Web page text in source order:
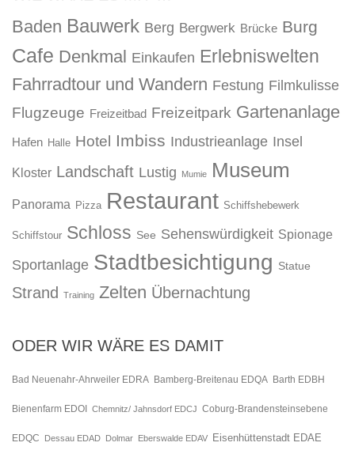
Baden Bauwerk Berg Bergwerk Brücke Burg
Cafe Denkmal Einkaufen Erlebniswelten
Fahrradtour und Wandern Festung Filmkulisse
Flugzeuge Freizeitbad Freizeitpark Gartenanlage
Hafen Halle Hotel Imbiss Industrieanlage Insel
Kloster Landschaft Lustig Mumie Museum
Panorama Pizza Restaurant Schiffshebewerk
Schiffstour Schloss See Sehenswürdigkeit Spionage
Sportanlage Stadtbesichtigung Statue
Strand Training Zelten Übernachtung
ODER WIR WÄRE ES DAMIT
Bad Neuenahr-Ahrweiler EDRA Bamberg-Breitenau EDQA Barth EDBH
Bienenfarm EDOI Chemnitz/ Jahnsdorf EDCJ Coburg-Brandensteinsebene
EDQC Dessau EDAD Dolmar Eberswalde EDAV Eisenhüttenstadt EDAE